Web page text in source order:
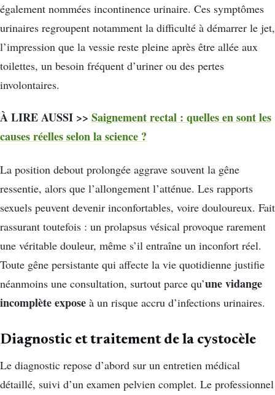
également nommées incontinence urinaire. Ces symptômes
urinaires regroupent notamment la difficulté à démarrer le jet,
l’impression que la vessie reste pleine après être allée aux
toilettes, un besoin fréquent d’uriner ou des pertes
involontaires.
À LIRE AUSSI >> Saignement rectal : quelles en sont les
causes réelles selon la science ?
La position debout prolongée aggrave souvent la gêne
ressentie, alors que l’allongement l’atténue. Les rapports
sexuels peuvent devenir inconfortables, voire douloureux. Fait
rassurant toutefois : un prolapsus vésical provoque rarement
une véritable douleur, même s’il entraîne un inconfort réel.
Toute gêne persistante qui affecte la vie quotidienne justifie
néanmoins une consultation, surtout parce qu’une vidange
incomplète expose à un risque accru d’infections urinaires.
Diagnostic et traitement de la cystocèle
Le diagnostic repose d’abord sur un entretien médical
détaillé, suivi d’un examen pelvien complet. Le professionnel